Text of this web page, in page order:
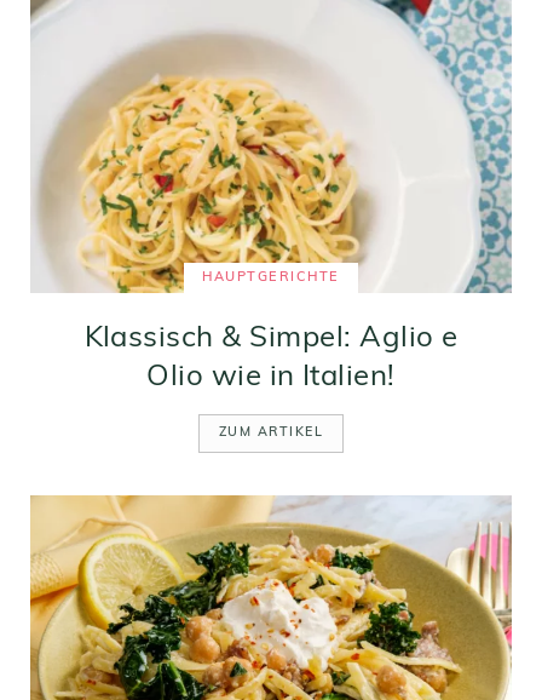
HAUPTGERICHTE
Klassisch & Simpel: Aglio e
Olio wie in Italien!
ZUM ARTIKEL